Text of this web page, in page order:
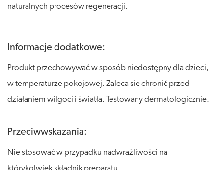
naturalnych procesów regeneracji.
Informacje dodatkowe:
Produkt przechowywać w sposób niedostępny dla dzieci,
w temperaturze pokojowej. Zaleca się chronić przed
działaniem wilgoci i światła. Testowany dermatologicznie.
Przeciwwskazania:
Nie stosować w przypadku nadwrażliwości na
którykolwiek składnik preparatu.